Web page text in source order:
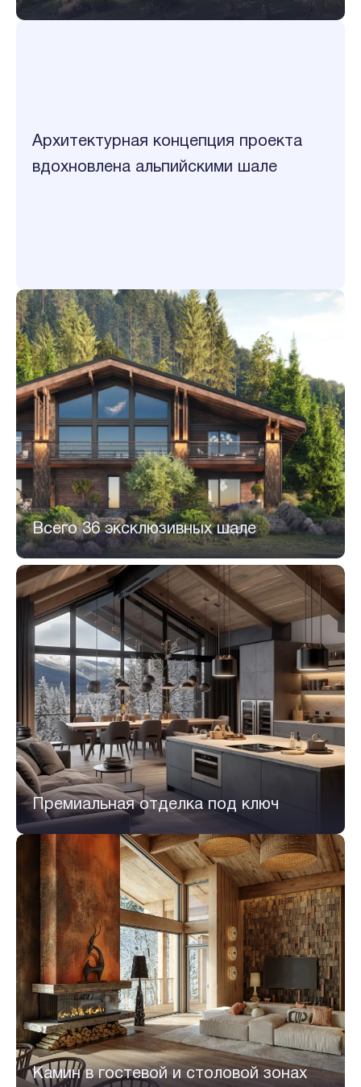
Архитектурная концепция проекта
вдохновлена альпийскими шале
Всего 36 эксклюзивных шале
Премиальная отделка под ключ
Камин в гостевой и столовой зонах